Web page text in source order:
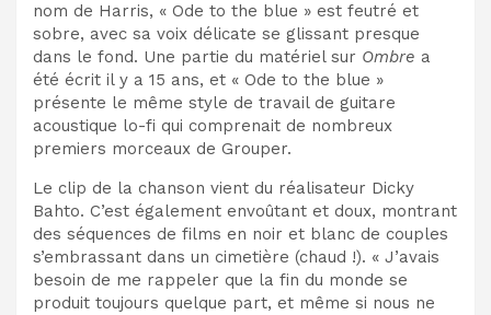
nom de Harris, « Ode to the blue » est feutré et
sobre, avec sa voix délicate se glissant presque
dans le fond. Une partie du matériel sur Ombre a
été écrit il y a 15 ans, et « Ode to the blue »
présente le même style de travail de guitare
acoustique lo-fi qui comprenait de nombreux
premiers morceaux de Grouper.
Le clip de la chanson vient du réalisateur Dicky
Bahto. C’est également envoûtant et doux, montrant
des séquences de films en noir et blanc de couples
s’embrassant dans un cimetière (chaud !). « J’avais
besoin de me rappeler que la fin du monde se
produit toujours quelque part, et même si nous ne